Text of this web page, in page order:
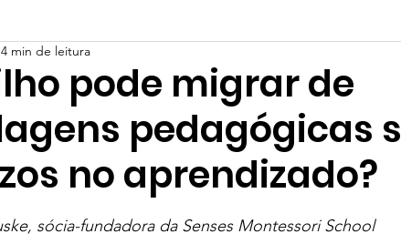
Médio
Escola Stagium | SchoolAdvisor Colégio Franco |
pode migrar de
pedagógicas
no aprendizado?
4 min de leitura
NaN de 5 estrelas.
sócia-fundadora da Senses Montessori School